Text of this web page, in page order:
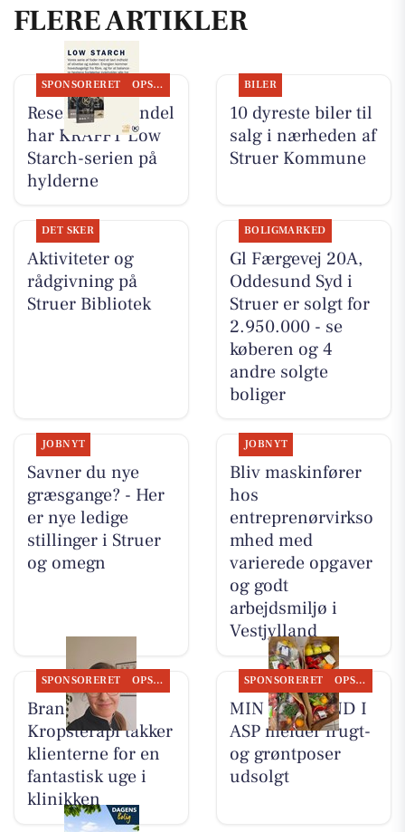
FLERE ARTIKLER
SPONSORERET OPSLAGSTAVLEN
Resen Landhandel
har KRAFFT Low
Starch-serien på
hylderne
BILER
10 dyreste biler til
salg i nærheden af
Struer Kommune
DET SKER
Aktiviteter og
rådgivning på
Struer Bibliotek
BOLIGMARKED
Gl Færgevej 20A,
Oddesund Syd i
Struer er solgt for
2.950.000 - se
køberen og 4
andre solgte
boliger
JOBNYT
Savner du nye
græsgange? - Her
er nye ledige
stillinger i Struer
og omegn
JOBNYT
Bliv maskinfører
hos
entreprenørvirkso
mhed med
varierede opgaver
og godt
arbejdsmiljø i
Vestjylland
SPONSORERET OPSLAGSTAVLEN
Brandsborgs
Kropsterapi takker
klienterne for en
fantastisk uge i
klinikken
SPONSORERET OPSLAGSTAVLEN
MIN KØBMAND I
ASP melder frugt-
og grøntposer
udsolgt